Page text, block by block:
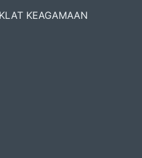
KEAGAMAAN